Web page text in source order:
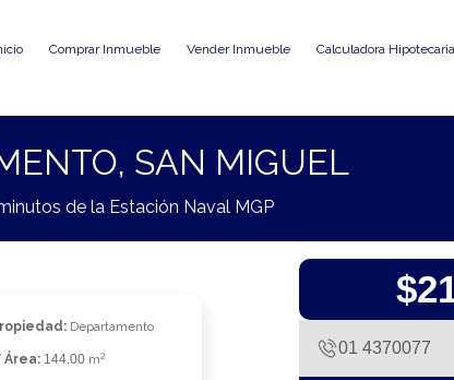
Comprar Inmueble Vender Inmueble Calculadora Hipotecaria
SAN MIGUEL
de la Estación Naval MGP
Departamento
Área: 144.00m2 01 4370077